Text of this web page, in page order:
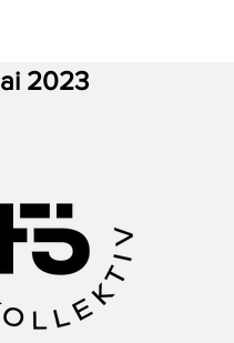
2023